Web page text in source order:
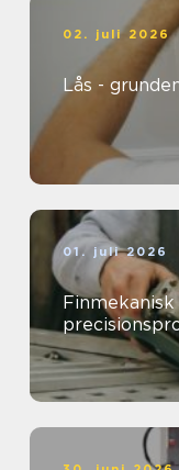
02. juli 2026
Lås -
01. juli 2026
Finmekanisk verkstad